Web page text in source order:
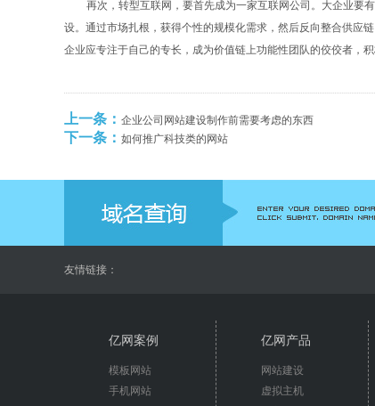
再次，转型互联网，要首先成为一家互联网公司。大企业要
设。通过市场扎根，获得个性的规模化需求，然后反向整合供应
企业应专注于自己的专长，成为价值链上功能性团队的佼佼者，积
上一条： 企业公司网站建设制作前需要考虑的东西
下一条： 如何推广科技类的网站
友情链接：
亿网案例
模板网站
手机网站
亿网产品
网站建设
虚拟主机